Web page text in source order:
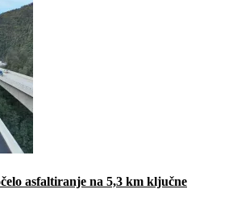
asfaltiranje na 5,3 km ključne